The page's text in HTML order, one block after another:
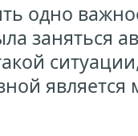
одно
заняться